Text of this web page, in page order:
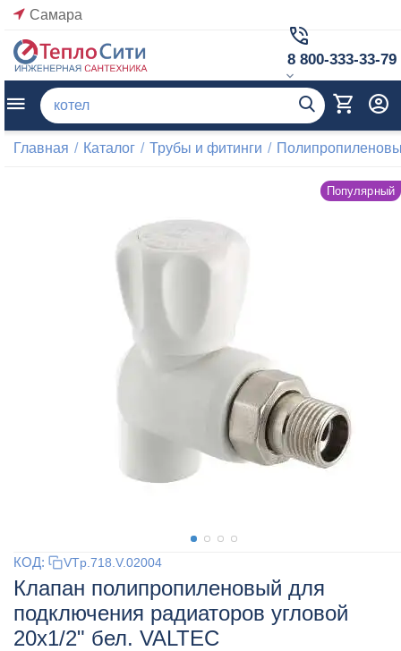
Самара
8 800-333-33-79
Главная / Каталог / Трубы и фитинги /
Популярный
КОД: VTp.718.V.02004
Клапан полипропиленовый для
подключения радиаторов угловой
20x1/2" бел. VALTEC